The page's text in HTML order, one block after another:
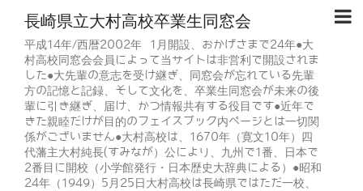
長崎県立大村高校卒業生同窓会
平成14年/西暦2002年 1月開設、おかげさまで24年●大
村高校同窓会会員によって当サイトは非営利で開設されま
した●大先輩の意志を受け継ぎ、同窓会が忘れている先輩
方の記憶と記録、そして文化を、卒業生同窓会が未来の後
輩に引き継ぎ、届け、かつ情報共有する役目です●近年で
きた親睦だけが目的のフェイスブック内ページとは一切関
係がございません●大村高校は、1670年（寛文10年）四
代藩主大村純長(すみなが）公により、九州で1番、日本で
2番目に開校（小学館発行・日本歴史大辞典による）●昭和
24年（1949）5月25日大村高校は長崎県ではただ一校、